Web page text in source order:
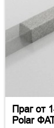
Праг от
Polar